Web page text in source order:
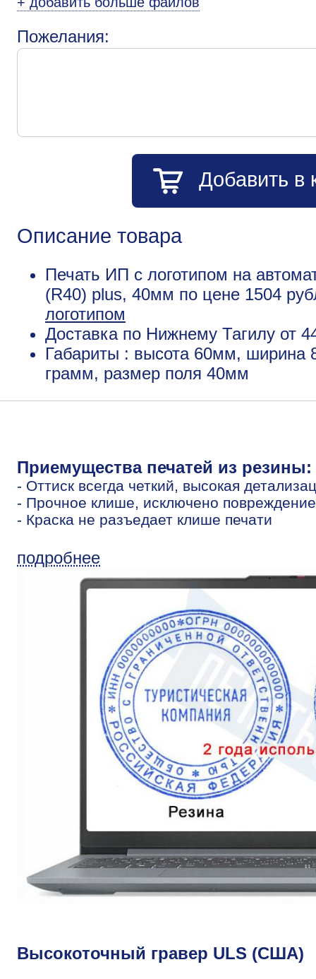
Пожелания:
Добавить в
Описание товара
Печать ИП с логотипом на
(R40) plus, 40мм по цене 1504
логотипом
Доставка по Нижнему Тагилу от
Габариты : высота 60мм, ширина
грамм, размер поля 40мм
Приемущества печатей из резины:
- Оттиск всегда четкий, высокая
- Прочное клише, исключено
- Краска не разъедает клише печати
подробнее
Высокоточный гравер ULS (США)